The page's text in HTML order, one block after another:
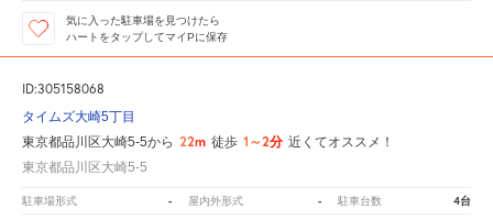
気に入った駐車場を見つけたら
ハートをタップしてマイPに保存
ID:305158068
タイムズ大崎5丁目
東京都品川区大崎5-5から 22m 徒歩 1～2分 近くてオススメ！
東京都品川区大崎5-5
駐車場形式 - 屋内外形式 - 駐車台数 4台